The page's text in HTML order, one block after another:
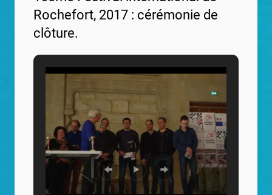
Rochefort, 2017 : cérémonie de
clôture.